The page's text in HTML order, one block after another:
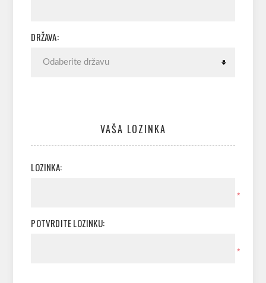
DRŽAVA:
VAŠA LOZINKA
LOZINKA:
*
POTVRDITE LOZINKU:
*